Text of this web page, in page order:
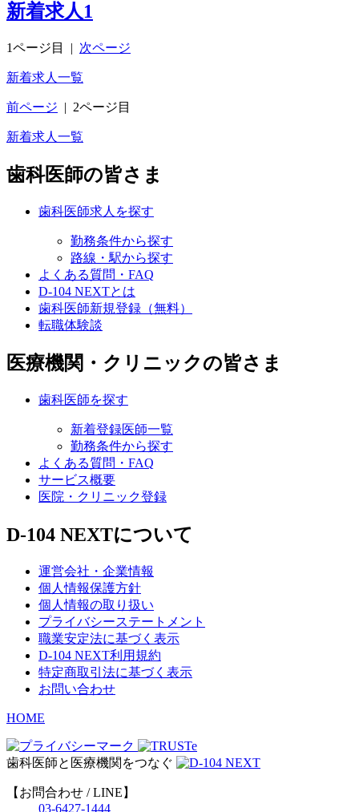
新着求人1
1ページ目 | 次ページ
新着求人一覧
前ページ | 2ページ目
新着求人一覧
歯科医師の皆さま
歯科医師求人を探す
勤務条件から探す
路線・駅から探す
よくある質問・FAQ
D-104 NEXTとは
歯科医師新規登録（無料）
転職体験談
医療機関・クリニックの皆さま
歯科医師を探す
新着登録医師一覧
勤務条件から探す
よくある質問・FAQ
サービス概要
医院・クリニック登録
D-104 NEXTについて
運営会社・企業情報
個人情報保護方針
個人情報の取り扱い
プライバシーステートメント
職業安定法に基づく表示
D-104 NEXT利用規約
特定商取引法に基づく表示
お問い合わせ
HOME
歯科医師と医療機関をつなぐ
【お問合わせ / LINE】
03-6427-1444